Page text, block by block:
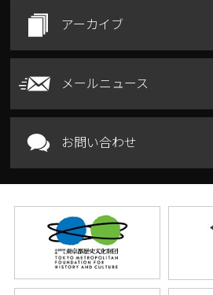
アーカイブ
メールニュース
お問い合わせ